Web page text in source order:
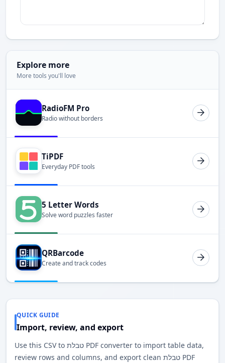
Explore more
More tools you'll love
RadioFM Pro
Radio without borders
TiPDF
Everyday PDF tools
5 Letter Words
Solve word puzzles faster
QRBarcode
Create and track codes
QUICK GUIDE
Import, review, and export
Use this CSV to טבלת PDF converter to import table data,
review rows and columns, and export clean טבלת PDF